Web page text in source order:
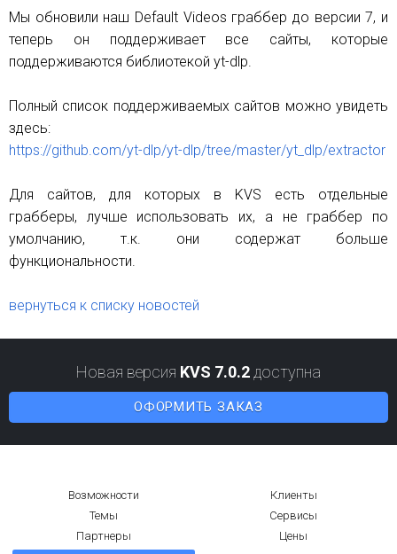
Мы обновили наш Default Videos граббер до версии 7, и
теперь он поддерживает все сайты, которые
поддерживаются библиотекой yt-dlp.
Полный список поддерживаемых сайтов можно увидеть
здесь:
https://github.com/yt-dlp/yt-dlp/tree/master/yt_dlp/extractor
Для сайтов, для которых в KVS есть отдельные
грабберы, лучше использовать их, а не граббер по
умолчанию, т.к. они содержат больше
функциональности.
вернуться к списку новостей
Новая версия KVS 7.0.2 доступна
ОФОРМИТЬ ЗАКАЗ
Возможности
Клиенты
Темы
Сервисы
Партнеры
Цены